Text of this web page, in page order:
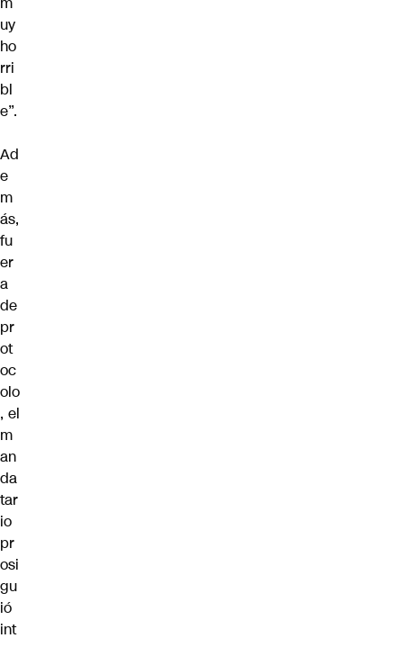
uy
ho
rri
bl
e”.
Ad
e
m
ás,
fu
er
a
de
pr
ot
oc
olo
, el
m
an
da
tar
io
pr
osi
gu
ió
int